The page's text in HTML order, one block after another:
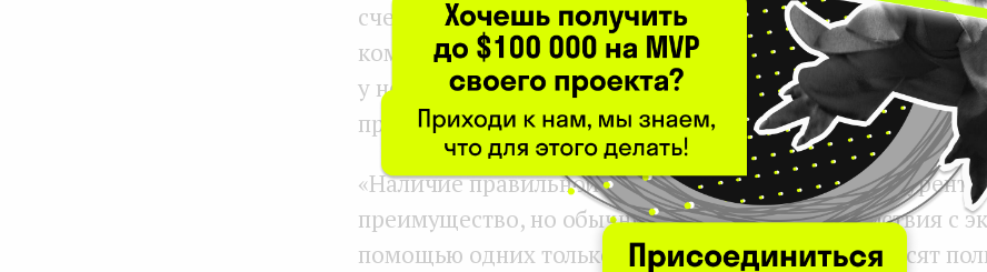
счет продажи доступа к программному обеспечению, а
комиссии с транзакций при прямой оплате компаниями
у независимых экспертов. Сейчас среди 80 клиентов
представлена, в том числе, большая четверка KPMG.
«Наличие правильной информации дает вам
преимущество, но обычные способы взаимодействия с
помощью одних только часовых звонков не приносят